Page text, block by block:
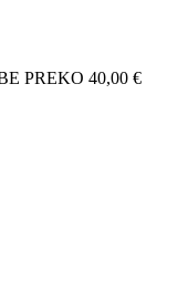
PREKO 40,00 €